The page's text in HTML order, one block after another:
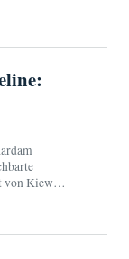
von Kiew